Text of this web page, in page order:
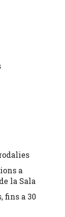
a
la Sala
fins a 30